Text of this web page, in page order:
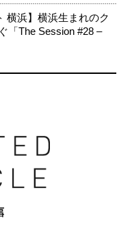
横浜】横浜生まれのク
「The Session #28 –